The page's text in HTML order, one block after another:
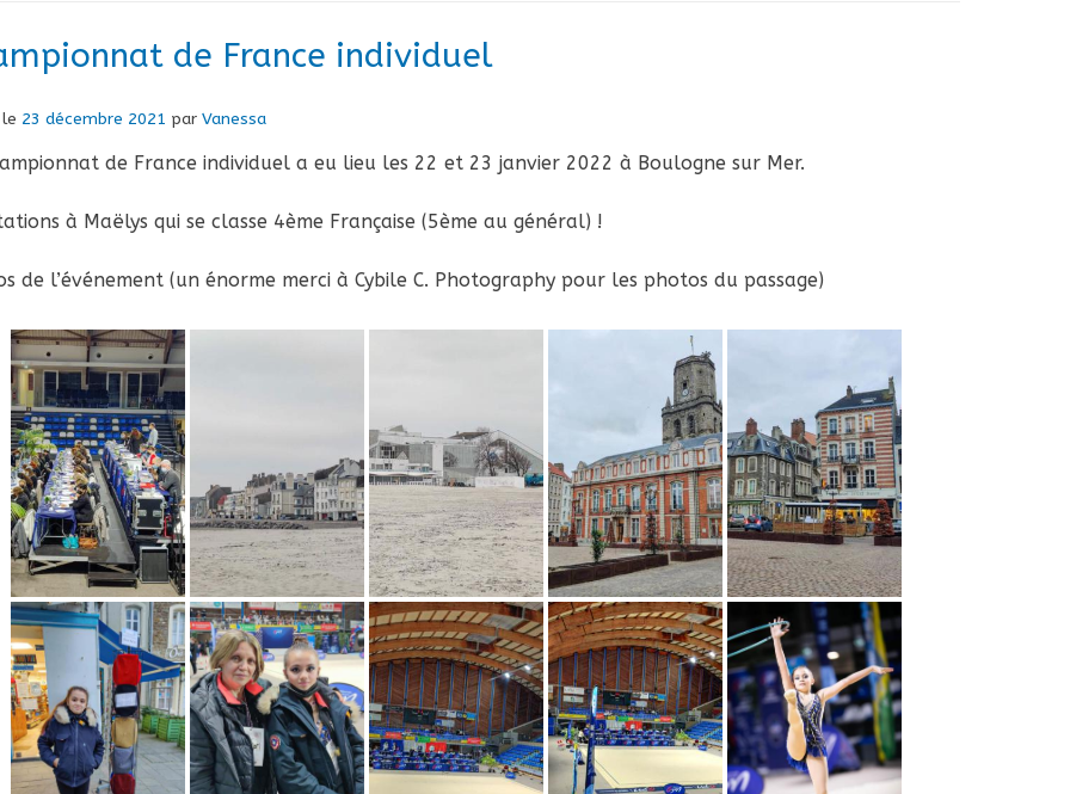
de France individuel
23 décembre 2021 par Vanessa
de France individuel a eu lieu les 22 et 23 janvier 2022 à Boulogne sur Mer.
à Maëlys qui se classe 4ème Française (5ème au général) !
de l’événement (un énorme merci à Cybile C. Photography pour les photos du passage)